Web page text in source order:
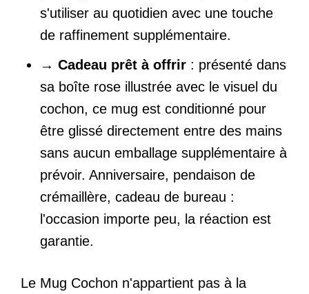
s'utiliser au quotidien avec une touche
de raffinement supplémentaire.
→ Cadeau prêt à offrir : présenté dans
sa boîte rose illustrée avec le visuel du
cochon, ce mug est conditionné pour
être glissé directement entre des mains
sans aucun emballage supplémentaire à
prévoir. Anniversaire, pendaison de
crémaillère, cadeau de bureau :
l'occasion importe peu, la réaction est
garantie.
Le Mug Cochon n'appartient pas à la